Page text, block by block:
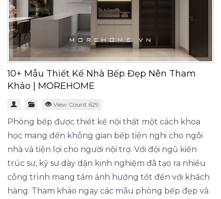
10+ Mẫu Thiết Kế Nhà Bếp Đẹp Nên Tham
Khảo | MOREHOME
View Count 629
Phòng bếp được thiết kế nội thất một cách khoa
học mang đến không gian bếp tiện nghi cho ngôi
nhà và tiện lợi cho người nội trợ. Với đội ngũ kiến
trúc sư, kỹ sư dày dặn kinh nghiệm đã tạo ra nhiều
công trình mang tầm ảnh hưởng tốt đến với khách
hàng. Tham khảo ngay các mẫu phòng bếp đẹp và